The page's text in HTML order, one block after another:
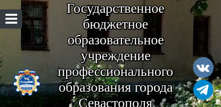
Государственное
бюджетное
образовательное
учреждение
профессионального
образования города
Севастополя